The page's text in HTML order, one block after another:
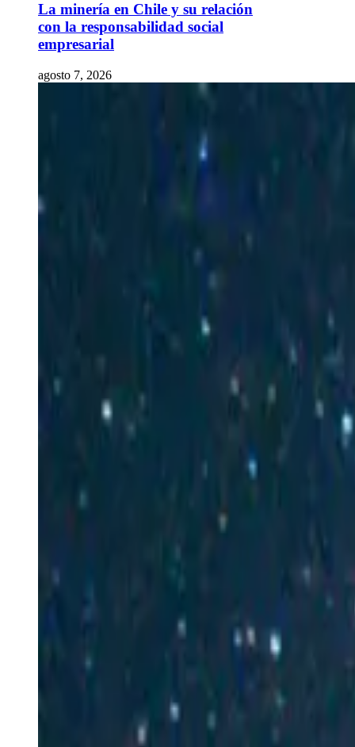
La minería en Chile y su relación
con la responsabilidad social
empresarial
agosto 7, 2026